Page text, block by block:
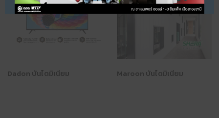
Dadon บันไดมิเนียม Maroon บันไดมิเนียม